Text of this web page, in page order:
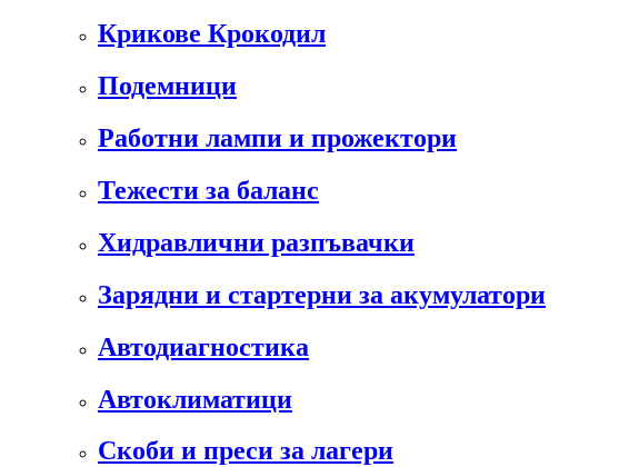
Крикове Крокодил
Подемници
Работни лампи и прожектори
Тежести за баланс
Хидравлични разпъвачки
Зарядни и стартерни за акумулатори
Автодиагностика
Автоклиматици
Скоби и преси за лагери